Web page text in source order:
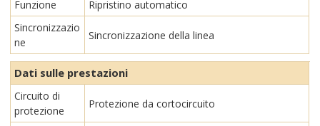
Funzione
Ripristino automatico
Sincronizzazio
ne
Sincronizzazione della linea
Dati sulle prestazioni
Circuito di
protezione
Protezione da cortocircuito